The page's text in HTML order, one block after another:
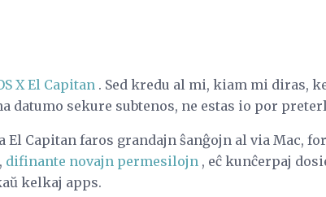
X El Capitan . Sed kredu al mi, kiam mi diras,
datumo sekure subtenos, ne estas io por
El Capitan faros grandajn ŝanĝojn al via Mac,
difinante novajn permesilojn , eĉ kunĉerpaj
kelkaj apps.